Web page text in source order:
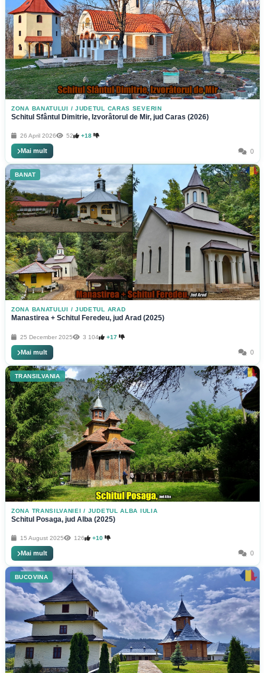
ZONA BANATULUI / JUDETUL CARAS SEVERIN
Schitul Sfântul Dimitrie, Izvorâtorul de Mir, jud Caras (2026)
26 April 2026 52 +18
Mai mult 0
BANAT
ZONA BANATULUI / JUDETUL ARAD
Manastirea + Schitul Feredeu, jud Arad (2025)
25 December 2025 3 104 +17
Mai mult 0
TRANSILVANIA
ZONA TRANSILVANIEI / JUDETUL ALBA IULIA
Schitul Posaga, jud Alba (2025)
15 August 2025 126 +10
Mai mult 0
BUCOVINA